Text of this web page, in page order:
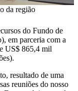
da região
do Fundo de
em parceria com a
US$ 865,4 mil
resultado de uma
reuniões do nosso